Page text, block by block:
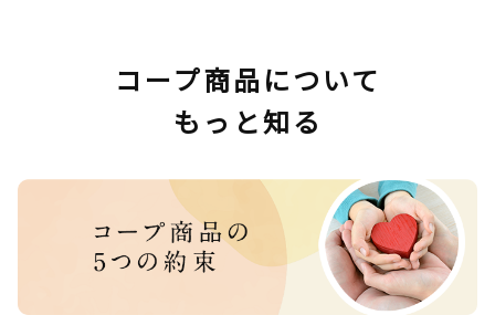
コープ商品について
もっと知る